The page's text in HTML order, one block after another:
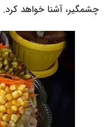
چشمگیر، آشنا خواهد کرد.